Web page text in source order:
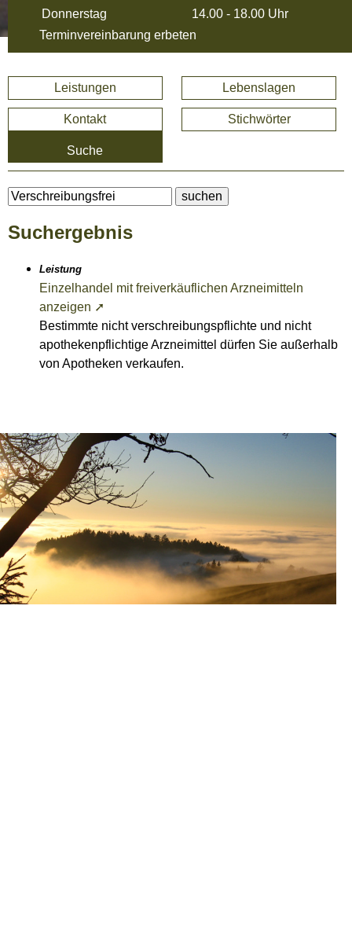
Donnerstag
14.00 - 18.00 Uhr
Terminvereinbarung erbeten
Leistungen Lebenslagen
Kontakt Stichwörter
Suche
Suchergebnis
Leistung
Einzelhandel mit freiverkäuflichen Arzneimitteln
anzeigen ➚
Bestimmte nicht verschreibungspflichte und nicht
apothekenpflichtige Arzneimittel dürfen Sie außerhalb
von Apotheken verkaufen.